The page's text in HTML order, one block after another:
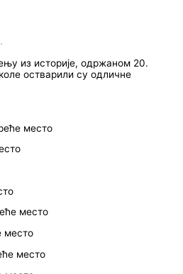
из историје, одржаном 20.
остварили су одличне
место
место
место
место